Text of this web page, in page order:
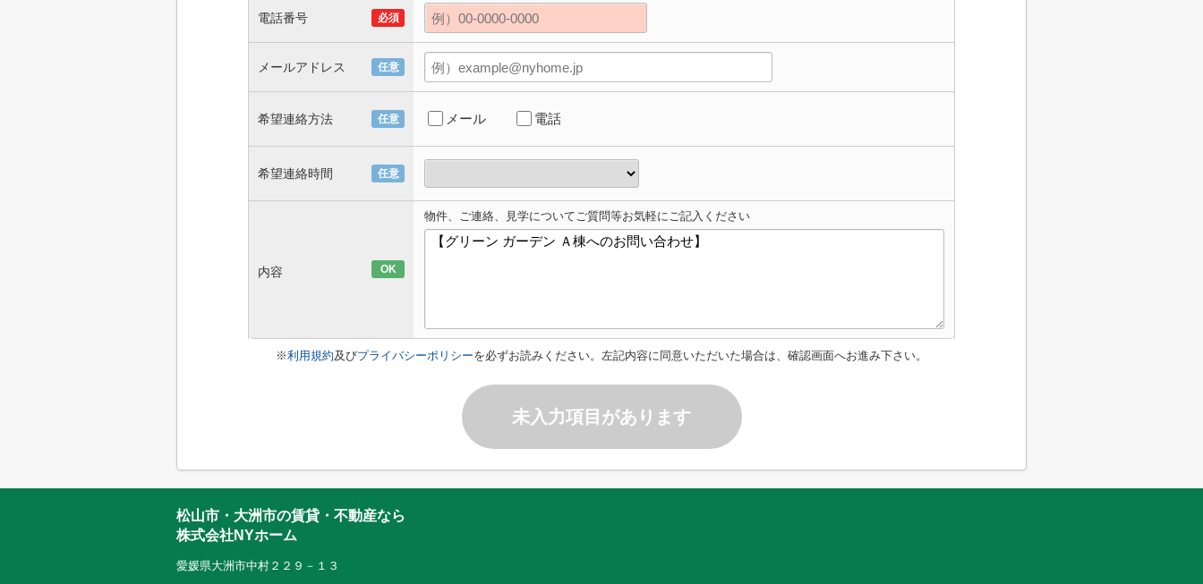
電話番号 必須
メールアドレス 任意
希望連絡方法 任意 メール 電話
希望連絡時間 任意
内容 OK
物件、ご連絡、見学についてご質問等お気軽にご記入ください
※利用規約及びプライバシーポリシーを必ずお読みください。左記内容に同意いただいた場合は、確認画面へお進み下さい。
未入力項目があります
松山市・大洲市の賃貸・不動産なら
株式会社NYホーム
愛媛県大洲市中村２２９－１３